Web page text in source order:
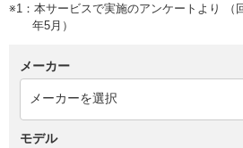
※1：本サービスで実施のアンケートより （
年5月）
メーカー
モデル